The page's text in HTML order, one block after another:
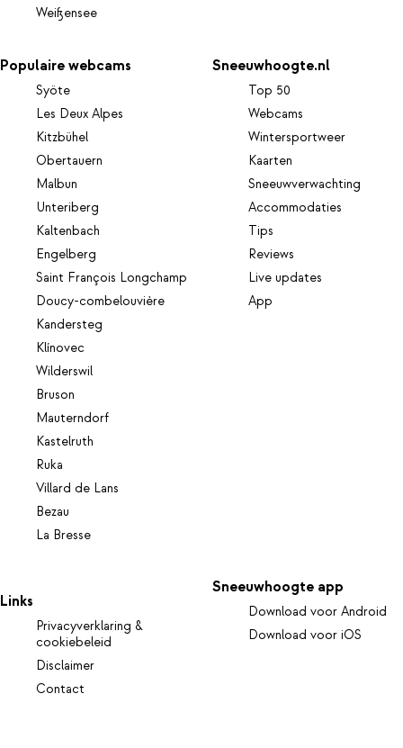
Weißensee
Populaire webcams
Syöte
Les Deux Alpes
Kitzbühel
Obertauern
Malbun
Unteriberg
Kaltenbach
Engelberg
Saint François Longchamp
Doucy-combelouvière
Kandersteg
Klínovec
Wilderswil
Bruson
Mauterndorf
Kastelruth
Ruka
Villard de Lans
Bezau
La Bresse
Sneeuwhoogte.nl
Top 50
Webcams
Wintersportweer
Kaarten
Sneeuwverwachting
Accommodaties
Tips
Reviews
Live updates
App
Links
Privacyverklaring &
cookiebeleid
Disclaimer
Contact
Sneeuwhoogte app
Download voor Android
Download voor iOS